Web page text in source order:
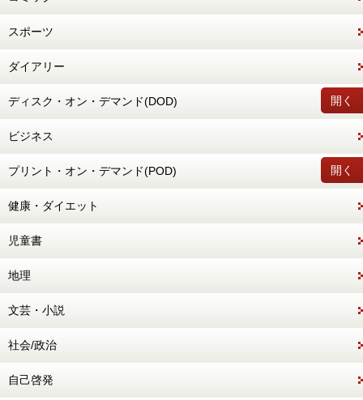
スポーツ
ダイアリー
開く
ディスク・オン・デマンド(DOD)
ビジネス
開く
プリント・オン・デマンド(POD)
健康・ダイエット
児童書
地理
文芸・小説
社会/政治
自己啓発